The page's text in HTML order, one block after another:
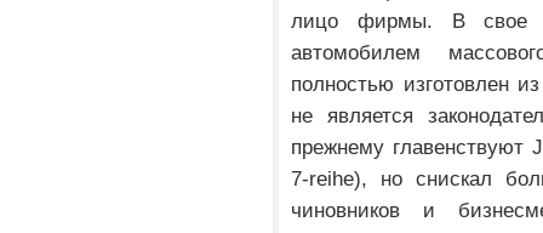
лицо фирмы. В свое
автомобилем
полностью изготовлен
не является
прежнему главенствуют
7-reihe), но снискал
чиновников и